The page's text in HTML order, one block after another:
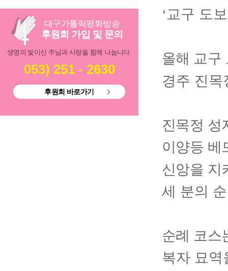
대구가톨릭평화방송
후원회 가입 및 문의
생명의 빛이신 주님과 사랑을 함께 나눕니다.
053) 251 - 2630
후원회 바로가기
‘교구 도
올해 교구
경주 진목
진목정 성
이양등 베
신앙을 지
세 분의
순례 코스
복자 묘